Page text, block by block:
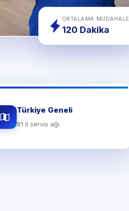
ORTALAMA MÜDAHALE
120 Dakika
Türkiye Geneli
81 il servis ağı